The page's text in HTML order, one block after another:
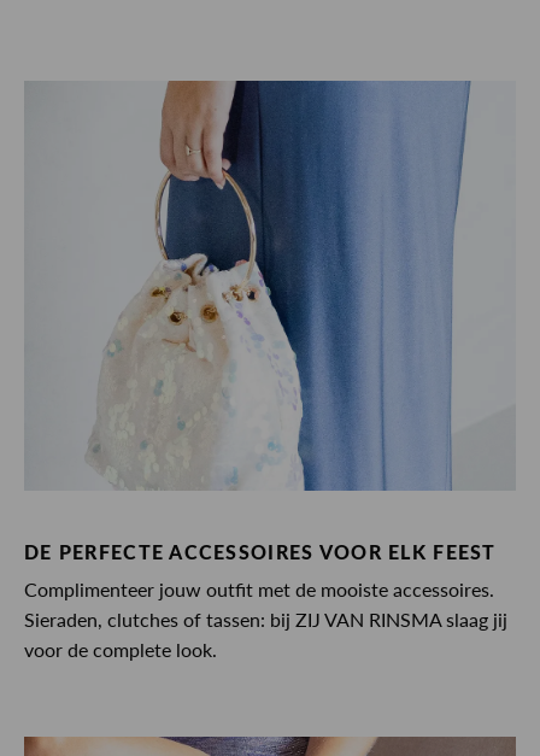
DE PERFECTE ACCESSOIRES VOOR ELK FEEST
Complimenteer jouw outfit met de mooiste accessoires.
Sieraden, clutches of tassen: bij ZIJ VAN RINSMA slaag jij
voor de complete look.